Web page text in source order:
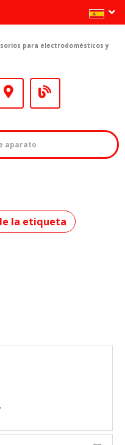
para electrodomésticos y
la etiqueta